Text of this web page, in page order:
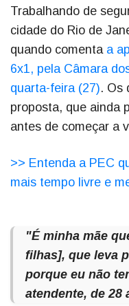
Trabalhando de
cidade do Rio de
quando comenta a
6x1, pela Câmara
quarta-feira (27). Os
proposta, que ainda
antes de começar a
>> Entenda a PEC
mais tempo livre e
"É minha mãe
filhas], que leva
porque eu não
atendente, de 28